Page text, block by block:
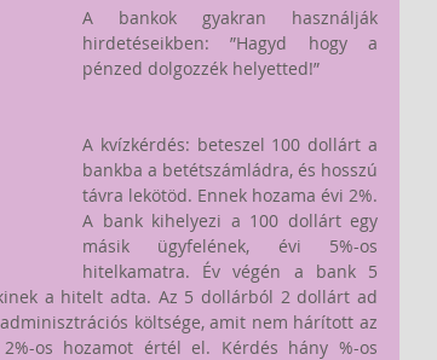
A bankok gyakran használják
hirdetéseikben: ”Hagyd hogy a
pénzed dolgozzék helyetted!”
A kvízkérdés: beteszel 100 dollárt a
bankba a betétszámládra, és hosszú
távra lekötöd. Ennek hozama évi 2%.
A bank kihelyezi a 100 dollárt egy
másik ügyfelének, évi 5%-os
hitelkamatra. Év végén a bank 5
a hitelt adta. Az 5 dollárból 2 dollárt ad
költsége, amit nem hárított az
os hozamot értél el. Kérdés hány %-os